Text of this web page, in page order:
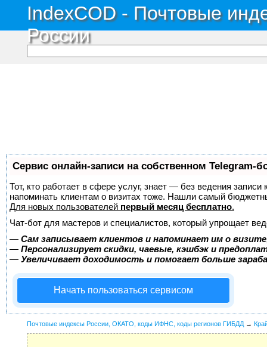
IndexCOD - Почтовые
России
Сервис онлайн-записи на собственном Telegram-
Тот, кто работает в сфере услуг, знает — без ведения
напоминать клиентам о визитах тоже. Нашли самый
Для новых пользователей первый месяц бесплатно.
Чат-бот для мастеров и специалистов, который упрощает
— Сам записывает клиентов и напоминает им о
— Персонализирует скидки, чаевые, кэшбэк и
— Увеличивает доходимость и помогает больше
Начать пользоваться сервисом
Почтовые индексы России, ОКАТО, коды ИФНС, коды регионов ГИБДД →